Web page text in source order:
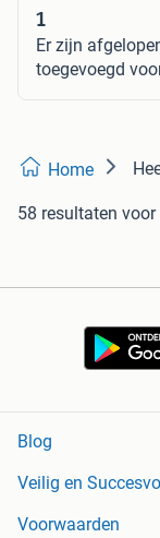
1
Er zijn
toegevoegd
Home
58 resultaten voor
Blog
Veilig en
Voorwaarden